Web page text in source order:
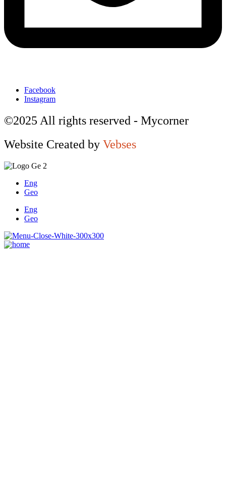
Facebook
Instagram
©2025 All rights reserved - Mycorner
Website Created by Vebses
Eng
Geo
Eng
Geo